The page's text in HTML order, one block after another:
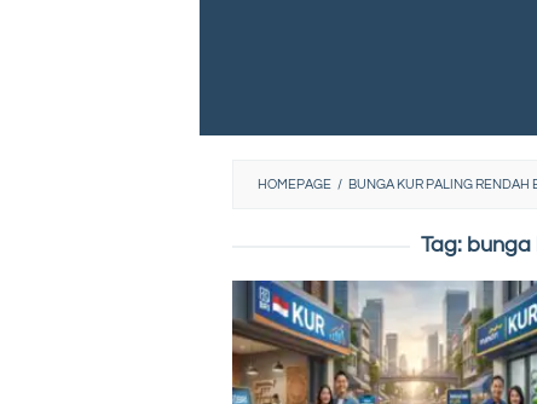
HOMEPAGE / BUNGA KUR PALING RENDAH
Tag: bunga